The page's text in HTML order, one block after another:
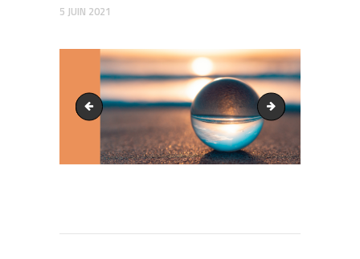
5 JUIN 2021
Hypnose thérapeutique Edwin